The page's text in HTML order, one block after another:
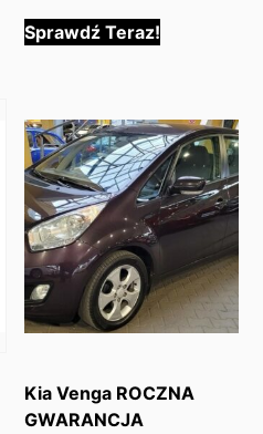
Sprawdź Teraz!
Kia Venga ROCZNA
GWARANCJA